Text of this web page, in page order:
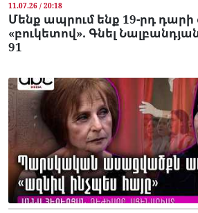
11.07.26 / 20:18
Մենք ապրում ենք 19-րդ
«բուկետով». Գնել
91